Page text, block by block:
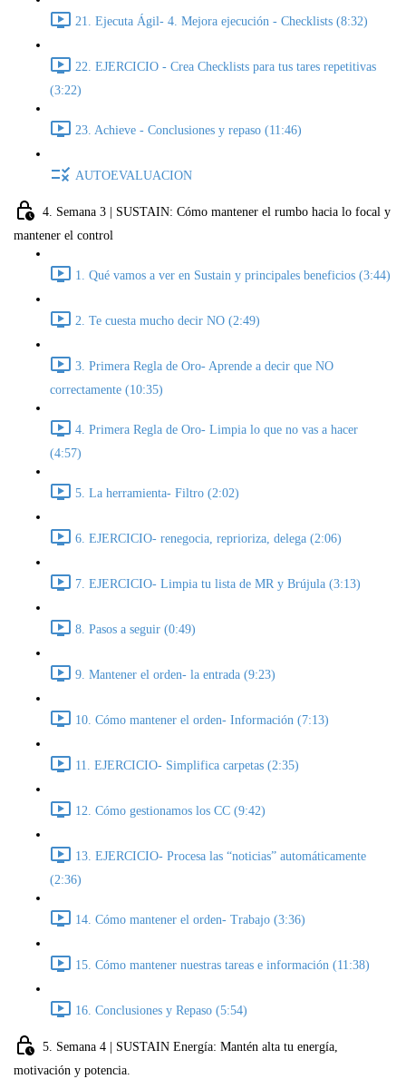
21. Ejecuta Ágil- 4. Mejora ejecución - Checklists (8:32)
22. EJERCICIO - Crea Checklists para tus tares repetitivas
(3:22)
23. Achieve - Conclusiones y repaso (11:46)
AUTOEVALUACION
4. Semana 3 | SUSTAIN: Cómo mantener el rumbo hacia lo focal y
mantener el control
1. Qué vamos a ver en Sustain y principales beneficios (3:44)
2. Te cuesta mucho decir NO (2:49)
3. Primera Regla de Oro- Aprende a decir que NO
correctamente (10:35)
4. Primera Regla de Oro- Limpia lo que no vas a hacer
(4:57)
5. La herramienta- Filtro (2:02)
6. EJERCICIO- renegocia, reprioriza, delega (2:06)
7. EJERCICIO- Limpia tu lista de MR y Brújula (3:13)
8. Pasos a seguir (0:49)
9. Mantener el orden- la entrada (9:23)
10. Cómo mantener el orden- Información (7:13)
11. EJERCICIO- Simplifica carpetas (2:35)
12. Cómo gestionamos los CC (9:42)
13. EJERCICIO- Procesa las “noticias” automáticamente
(2:36)
14. Cómo mantener el orden- Trabajo (3:36)
15. Cómo mantener nuestras tareas e información (11:38)
16. Conclusiones y Repaso (5:54)
5. Semana 4 | SUSTAIN Energía: Mantén alta tu energía,
motivación y potencia.